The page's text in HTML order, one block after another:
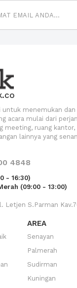
untuk menemukan
acara mulai dari
meeting, ruang
lainnya yang
4848
- 16:30)
(09:00 - 13:00)
Letjen S.Parman
AREA
Senayan
Palmerah
Sudirman
Kuningan